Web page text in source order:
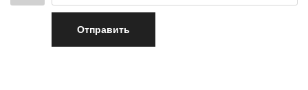
Отправить